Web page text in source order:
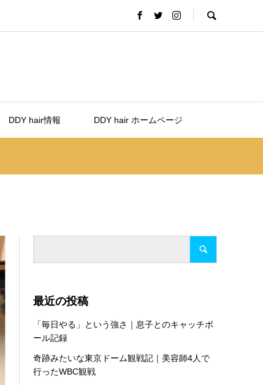
DDY hair情報 DDY hair ホームページ
最近の投稿
「毎日やる」という強さ｜息子とのキャッチボ
ール記録
奇跡みたいな東京ドーム観戦記｜美容師4人で
行ったWBC観戦